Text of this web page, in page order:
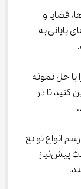
مرور، یک خلاصه جامع از فرمول‌ها، قضایا و
پایانی به
را با حل نمونه
تمرین کنید تا در
انواع توابع
را به طور کامل بیاموزید، زیرا این مباحث پیش‌نیاز